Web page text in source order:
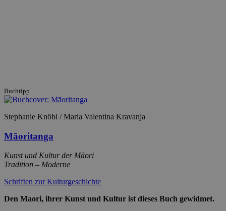
Buchtipp
Stephanie Knöbl / Maria Valentina Kravanja
Māoritanga
Kunst und Kultur der Māori
Tradition – Moderne
Schriften zur Kulturgeschichte
Den Maori, ihrer Kunst und Kultur ist dieses Buch gewidmet.